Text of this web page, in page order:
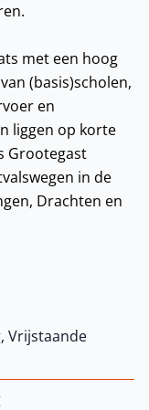
met een hoog
(basis)scholen,
en
liggen op korte
Grootegast
in de
Drachten en
Vrijstaande